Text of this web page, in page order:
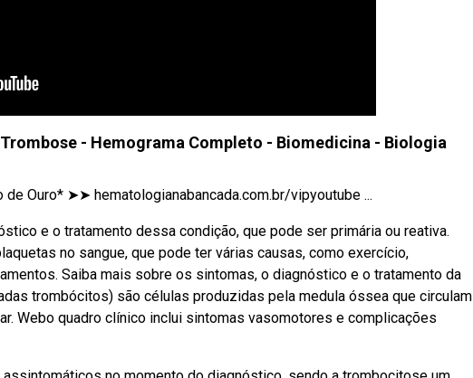
Trombose - Hemograma Completo - Biomedicina - Biologia
Ouro* ➤➤ hematologianabancada.com.br/vipyoutube ...
e o tratamento dessa condição, que pode ser primária ou reativa.
no sangue, que pode ter várias causas, como exercício,
Saiba mais sobre os sintomas, o diagnóstico e o tratamento da
trombócitos) são células produzidas pela medula óssea que circulam
Webo quadro clínico inclui sintomas vasomotores e complicações